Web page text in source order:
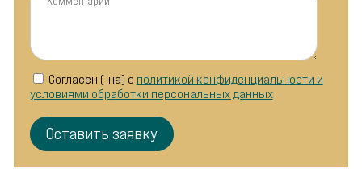
Согласен (-на) с политикой конфиденциальности и
условиями обработки персональных данных